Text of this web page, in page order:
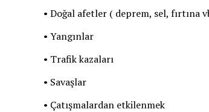
• Doğal afetler ( deprem, sel, fırtına
• Yangınlar
• Trafik kazaları
• Savaşlar
• Çatışmalardan etkilenmek